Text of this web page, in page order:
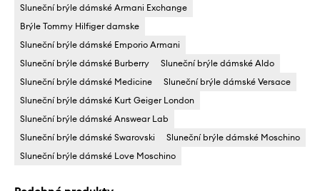
Sluneční brýle dámské Armani Exchange
Brýle Tommy Hilfiger damske
Sluneční brýle dámské Emporio Armani
Sluneční brýle dámské Burberry
Sluneční brýle dámské Aldo
Sluneční brýle dámské Medicine
Sluneční brýle dámské Versace
Sluneční brýle dámské Kurt Geiger London
Sluneční brýle dámské Answear Lab
Sluneční brýle dámské Swarovski
Sluneční brýle dámské Moschino
Sluneční brýle dámské Love Moschino